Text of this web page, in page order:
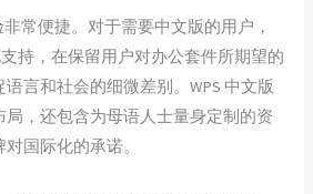
非常便捷。对于需要中文版的用户，
支持，在保留用户对办公套件所期望的
言和社会的细微差别。WPS 中文版
，还包含为母语人士量身定制的资
国际化的承诺。